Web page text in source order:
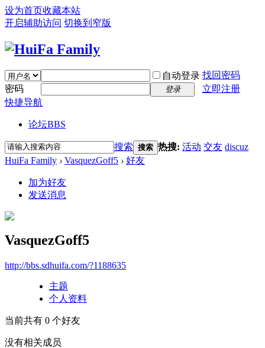
设为首页收藏本站
开启辅助访问 切换到窄版
自动登录 找回密码
密码
登录
立即注册
快捷导航
论坛BBS
搜索 搜索 热搜: 活动 交友 discuz
HuiFa Family › VasquezGoff5 › 好友
加为好友
发送消息
VasquezGoff5
http://bbs.sdhuifa.com/?1188635
主题
个人资料
当前共有 0 个好友
没有相关成员